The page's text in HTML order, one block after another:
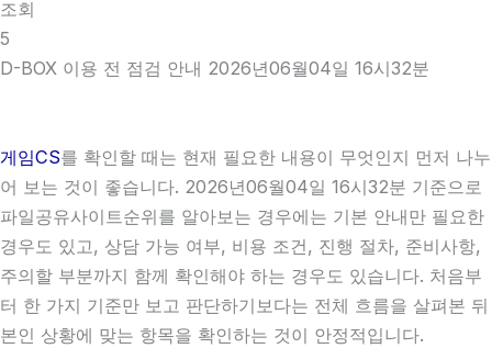
조회
5
D-BOX 이용 전 점검 안내 2026년06월04일 16시32분
게임CS를 확인할 때는 현재 필요한 내용이 무엇인지 먼저 나누
어 보는 것이 좋습니다. 2026년06월04일 16시32분 기준으로
파일공유사이트순위를 알아보는 경우에는 기본 안내만 필요한
경우도 있고, 상담 가능 여부, 비용 조건, 진행 절차, 준비사항,
주의할 부분까지 함께 확인해야 하는 경우도 있습니다. 처음부
터 한 가지 기준만 보고 판단하기보다는 전체 흐름을 살펴본 뒤
본인 상황에 맞는 항목을 확인하는 것이 안정적입니다.